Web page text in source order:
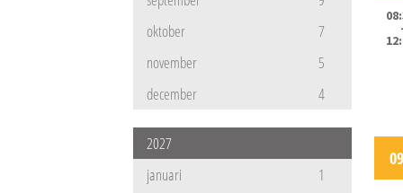
oktober
7
november
5
december
4
2027
januari
1
09